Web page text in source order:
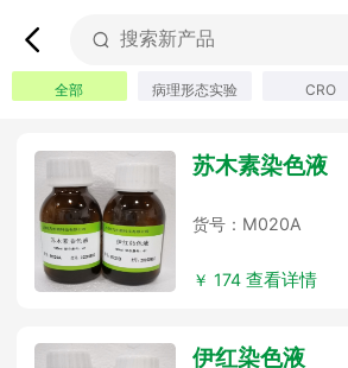
全部 病理形态实验 CRO
苏木素染色液
货号：M020A
￥ 174查看详情
伊红染色液